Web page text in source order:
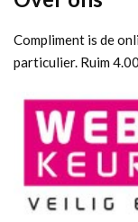
Compliment is de
particulier. Ruim